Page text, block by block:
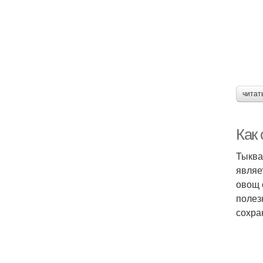
Как
овощ